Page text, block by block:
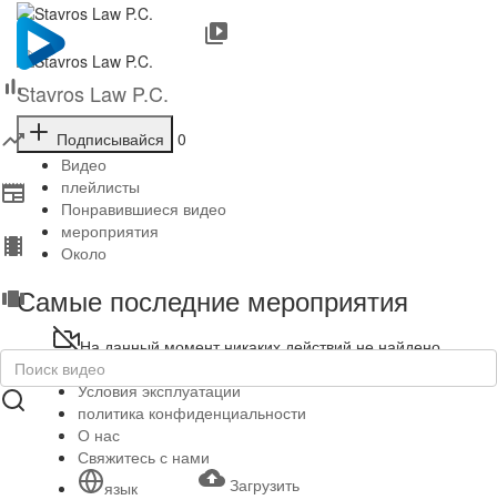
Загрузить
Stavros Law P.C.
Подписывайся
0
Видео
плейлисты
Понравившиеся видео
мероприятия
Около
Самые последние мероприятия
На данный момент никаких действий не найдено.
Copyright © 2026 . Все права защищены.
Условия эксплуатации
политика конфиденциальности
О нас
Свяжитесь с нами
язык